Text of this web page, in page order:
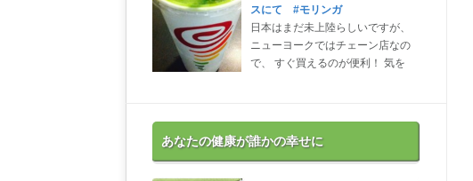
スにて #モリンガ
日本はまだ未上陸らしいですが、
ニューヨークではチェーン店なの
で、 すぐ買えるのが便利！ 気を
あなたの健康が誰かの幸せに